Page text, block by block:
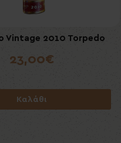
Vintage 2010 Torpedo
23,00€
Καλάθι
Anejo Tres Ocho 8-8-8
41,20€
Καλάθι